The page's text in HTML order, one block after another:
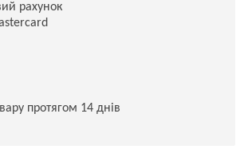
рахунок
протягом 14 днів